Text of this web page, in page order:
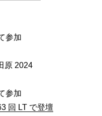
参加
原 2024
参加
回 LT で登壇